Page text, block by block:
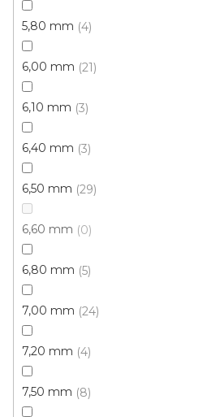
5,80 mm 4
6,00 mm 21
6,10 mm 3
6,40 mm 3
6,50 mm 29
6,60 mm 0
6,80 mm 5
7,00 mm 24
7,20 mm 4
7,50 mm 8
Koberec metráž RAMON /tex 12
206 Kč / m2
2 m